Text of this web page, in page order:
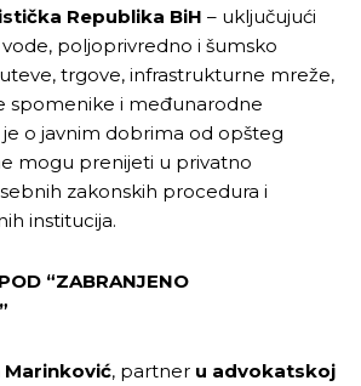
Republika BiH – uključujući
poljoprivredno i šumsko
trgove, infrastrukturne mreže,
spomenike i međunarodne
o javnim dobrima od opšteg
mogu prenijeti u privatno
zakonskih procedura i
institucija.
“ZABRANJENO
Marinković, partner u advokatskoj